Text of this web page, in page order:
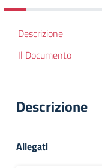
Descrizione
Il Documento
Descrizione
Allegati